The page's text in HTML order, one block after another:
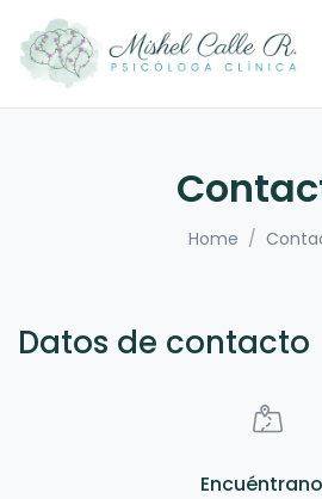
Home
Datos de contacto